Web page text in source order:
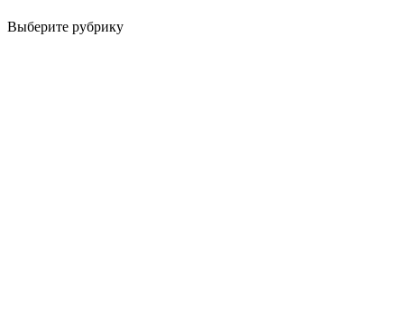
Выберите рубрику